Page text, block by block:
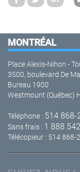
MONTRÉAL
Place Alexis-Nihon -
3500, boulevard De
Bureau 1900
Westmount (Québec)
Téléphone : 514 868-
Sans frais : 1 888
Télécopieur : 514 868-